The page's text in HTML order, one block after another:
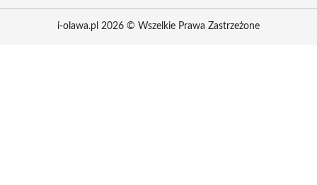
i-olawa.pl 2026 © Wszelkie Prawa Zastrzeżone